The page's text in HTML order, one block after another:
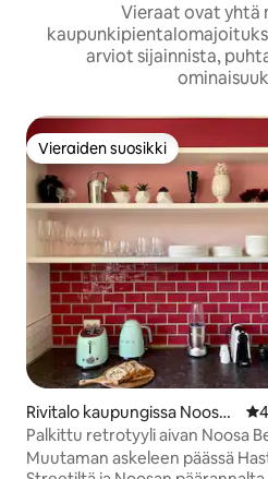
Vieraat ovat yhtä
arviot sijainnista,
Vieraiden suosikki
Vieraiden suosikki
Rivitalo kaupungissa Noosa
Heads
Palkittu retrotyyli aivan Noosa
takana!
Muutaman askeleen päässä